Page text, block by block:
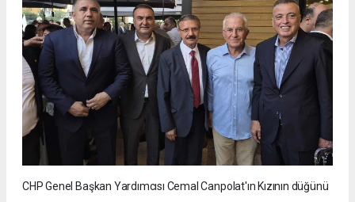
CHP Genel Başkan Yardımcısı Cemal Canpolat'ın Kızının düğünü